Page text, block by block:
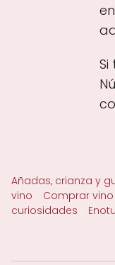
Añadas, crianza y
vino
Comprar
curiosidades